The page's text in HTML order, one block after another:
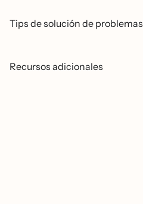
Tips de solución de problemas
Recursos adicionales